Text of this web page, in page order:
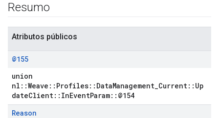
Resumo
Atributos públicos
@155
union
nl::Weave::Profiles::DataManagement_Current::Up
dateClient::InEventParam::@154
Reason